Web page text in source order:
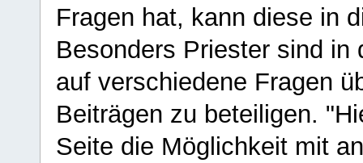
Fragen hat, kann diese in
Besonders Priester sind in
auf verschiedene Fragen
Beiträgen zu beteiligen.
Seite die Möglichkeit mit